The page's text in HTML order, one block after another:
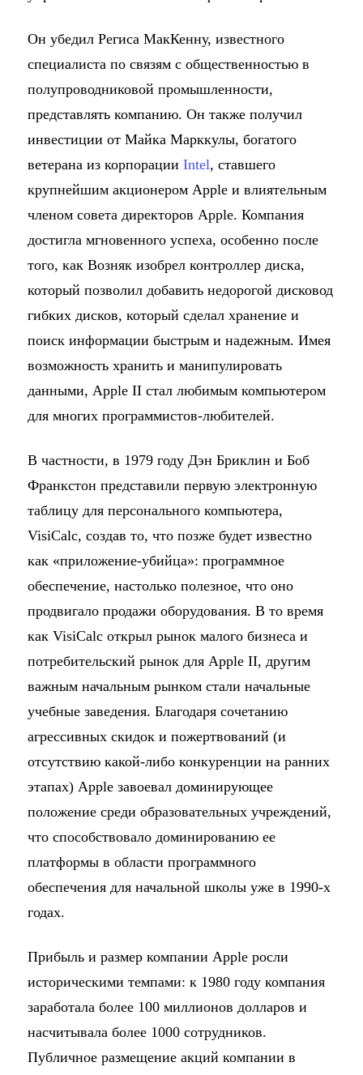
Он убедил Региса МакКенну, известного
специалиста по связям с общественностью в
полупроводниковой промышленности,
представлять компанию. Он также получил
инвестиции от Майка Марккулы, богатого
ветерана из корпорации Intel, ставшего
крупнейшим акционером Apple и влиятельным
членом совета директоров Apple. Компания
достигла мгновенного успеха, особенно после
того, как Возняк изобрел контроллер диска,
который позволил добавить недорогой дисковод
гибких дисков, который сделал хранение и
поиск информации быстрым и надежным. Имея
возможность хранить и манипулировать
данными, Apple II стал любимым компьютером
для многих программистов-любителей.
В частности, в 1979 году Дэн Бриклин и Боб
Франкстон представили первую электронную
таблицу для персонального компьютера,
VisiCalc, создав то, что позже будет известно
как «приложение-убийца»: программное
обеспечение, настолько полезное, что оно
продвигало продажи оборудования. В то время
как VisiCalc открыл рынок малого бизнеса и
потребительский рынок для Apple II, другим
важным начальным рынком стали начальные
учебные заведения. Благодаря сочетанию
агрессивных скидок и пожертвований (и
отсутствию какой-либо конкуренции на ранних
этапах) Apple завоевал доминирующее
положение среди образовательных учреждений,
что способствовало доминированию ее
платформы в области программного
обеспечения для начальной школы уже в 1990-х
годах.
Прибыль и размер компании Apple росли
историческими темпами: к 1980 году компания
заработала более 100 миллионов долларов и
насчитывала более 1000 сотрудников.
Публичное размещение акций компании в